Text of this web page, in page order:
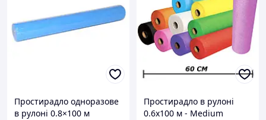
Простирадло одноразове
в рулоні 0.8×100 м
Простирадло в рулоні
0.6х100 м - Medium